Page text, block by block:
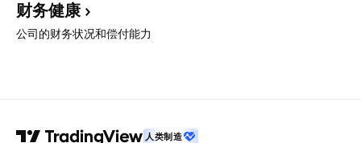
财务健康
公司的财务状况和偿付能力
人类制造